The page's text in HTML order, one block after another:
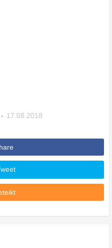
17.08.2018